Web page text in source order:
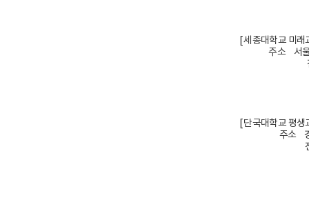
[ 세종대학교 미
주소 서울
[ 단국대학교 평
주소